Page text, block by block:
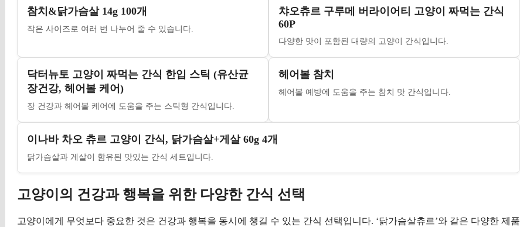
참치&닭가슴살 14g 100개
작은 사이즈로 여러 번 나누어 줄 수 있습니다.
챠오츄르 구루메 버라이어티 고양이 짜먹는 간식
60P
다양한 맛이 포함된 대량의 고양이 간식입니다.
닥터뉴토 고양이 짜먹는 간식 한입 스틱 (유산균
장건강, 헤어볼 케어)
장 건강과 헤어볼 케어에 도움을 주는 스틱형 간식입니다.
헤어볼 참치
헤어볼 예방에 도움을 주는 참치 맛 간식입니다.
이나바 차오 츄르 고양이 간식, 닭가슴살+게살 60g 4개
닭가슴살과 게살이 함유된 맛있는 간식 세트입니다.
고양이의 건강과 행복을 위한 다양한 간식 선택
고양이에게 무엇보다 중요한 것은 건강과 행복을 동시에 챙길 수 있는 간식 선택입니다. ‘닭가슴살츄르’와 같은 다양한 제품